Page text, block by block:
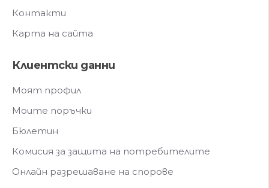
Контакти
Карта на сайта
Клиентски данни
Моят профил
Моите поръчки
Бюлетин
Комисия за защита на потребителите
Онлайн разрешаване на спорове